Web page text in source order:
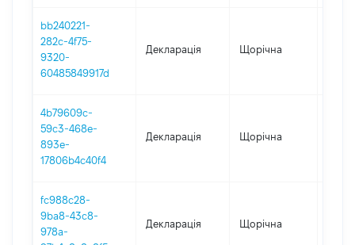
bb240221-
282c-4f75-
9320-
60485849917d
Декларація Щорічна
4b79609c-
59c3-468e-
893e-
17806b4c40f4
Декларація Щорічна
fc988c28-
9ba8-43c8-
978a-
Декларація Щорічна